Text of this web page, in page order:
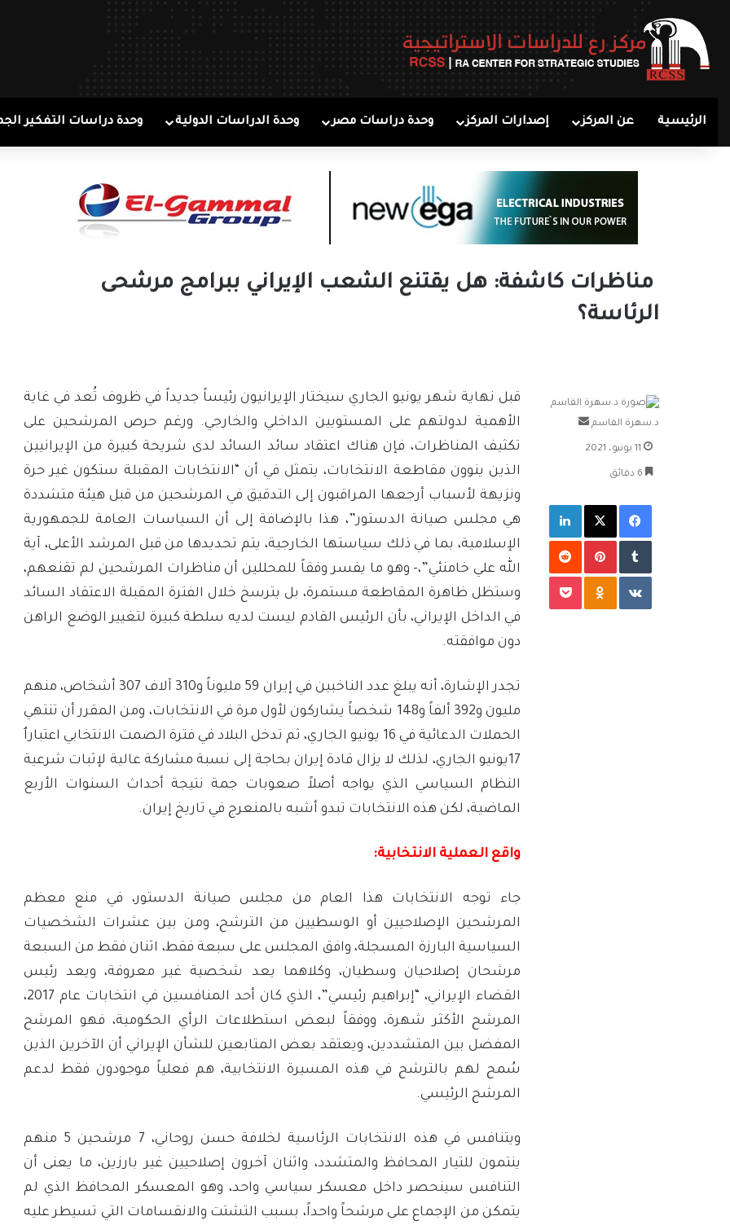
الرئيسية عن المركز إصدارات المركز وحدة دراسات مصر وحدة الدراسات الدولية وحدة دراسات التفكير
مناظرات كاشفة: هل يقتنع الشعب الإيراني ببرامج مرشحى
الرئاسة؟
قبل نهاية شهر يونيو الجاري سيختار الإيرانيون رئيساً جديداً في ظروف تُعد في غاية
الأهمية لدولتهم على المستويين الداخلي والخارجي. ورغم حرص المرشحين على
تكثيف المناظرات، فإن هناك اعتقاد سائد السائد لدى شريحة كبيرة من الإيرانيين
الذين ينوون مقاطعة الانتخابات، يتمثل في أن “الانتخابات المقبلة ستكون غير حرة
ونزيهة لأسباب أرجعها المراقبون إلى التدقيق في المرشحين من قبل هيئة متشددة
هي مجلس صيانة الدستور”، هذا بالإضافة إلى أن السياسات العامة للجمهورية
الإسلامية، بما في ذلك سياستها الخارجية، يتم تحديدها من قبل المرشد الأعلى، آية
الله علي خامنئي”،- وهو ما يفسر وفقاً للمحللين أن مناظرات المرشحين لم تقنعهم،
وستظل ظاهرة المقاطعة مستمرة، بل يترسخ خلال الفترة المقبلة الاعتقاد السائد
في الداخل الإيراني، بأن الرئيس القادم ليست لديه سلطة كبيرة لتغيير الوضع الراهن
دون موافقته.
تجدر الإشارة، أنه يبلغ عدد الناخبين في إيران 59 مليوناً و310 آلاف 307 أشخاص، منهم
مليون و392 ألفاً و148 شخصاً يشاركون لأول مرة في الانتخابات، ومن المقرر أن تنتهي
الحملات الدعائية في 16 يونيو الجاري، ثم تدخل البلاد في فترة الصمت الانتخابي اعتباراٌ
17يونيو الجاري، لذلك لا يزال قادة إيران بحاجة إلى نسبة مشاركة عالية لإثبات شرعية
النظام السياسي الذي يواجه أصلاً صعوبات جمة نتيجة أحداث السنوات الأربع
الماضية، لكن هذه الانتخابات تبدو أشبه بالمنعرج في تاريخ إيران.
واقع العملية الانتخابية:
جاء توجه الانتخابات هذا العام من مجلس صيانة الدستور، في منع معظم
المرشحين الإصلاحيين أو الوسطيين من الترشح، ومن بين عشرات الشخصيات
السياسية البارزة المسجلة، وافق المجلس على سبعة فقط، اثنان فقط من السبعة
مرشحان إصلاحيان وسطيان، وكلاهما يعد شخصية غير معروفة، ويعد رئيس
القضاء الإيراني، “إبراهيم رئيسي”، الذي كان أحد المنافسين في انتخابات عام 2017،
المرشح الأكثر شهرة، ووفقاً لبعض استطلاعات الرأي الحكومية، فهو المرشح
المفضل بين المتشددين، ويعتقد بعض المتابعين للشأن الإيراني أن الآخرين الذين
سُمح لهم بالترشح في هذه المسيرة الانتخابية، هم فعلياً موجودون فقط لدعم
المرشح الرئيسي.
ويتنافس في هذه الانتخابات الرئاسية لخلافة حسن روحاني، 7 مرشحين 5 منهم
ينتمون للتيار المحافظ والمتشدد، واثنان آخرون إصلاحيين غير بارزين، ما يعنى أن
التنافس سينحصر داخل معسكر سياسي واحد، وهو المعسكر المحافظ الذي لم
يتمكن من الإجماع على مرشحاً واحداً، بسبب التشتت والانقسامات التي تسيطر عليه
د.سهرة القاسم
أرسل
11 يونيو، 2021
فيسبوك‫X لينكدإن
‏Tumblr بينتيريست
‏Reddit
‏VKontakte
Odnoklassniki
‫Pocket